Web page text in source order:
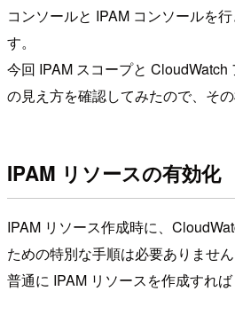
コンソールと IPAM コンソールを
す。
今回 IPAM スコープと
の見え方を確認してみたので、その
IPAM リソースの有効化
IPAM リソース作成時に、
ための特別な手順は必要ありません
普通に IPAM リソースを作成すれば